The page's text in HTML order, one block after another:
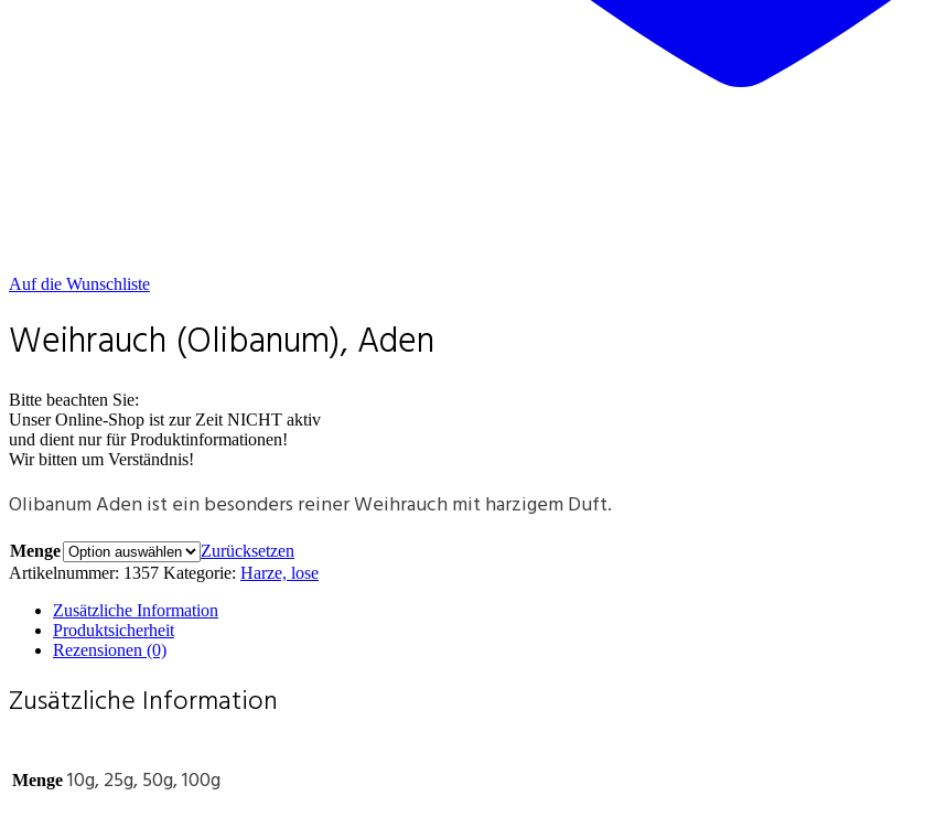
Auf die Wunschliste
Weihrauch (Olibanum), Aden
Bitte beachten Sie:
Unser Online-Shop ist zur Zeit NICHT aktiv
und dient nur für Produktinformationen!
Wir bitten um Verständnis!
Olibanum Aden ist ein besonders reiner Weihrauch mit harzigem Duft.
Menge
Zurücksetzen
Artikelnummer: 1357 Kategorie: Harze, lose
Zusätzliche Information
Produktsicherheit
Rezensionen (0)
Zusätzliche Information
Menge 10g, 25g, 50g, 100g